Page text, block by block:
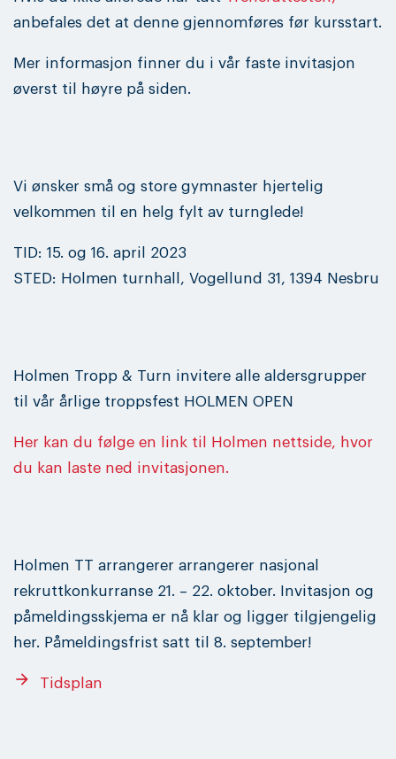
anbefales det at denne gjennomføres før kursstart.
Mer informasjon finner du i vår faste invitasjon
øverst til høyre på siden.
Vi ønsker små og store gymnaster hjertelig
velkommen til en helg fylt av turnglede!
TID: 15. og 16. april 2023
STED: Holmen turnhall, Vogellund 31, 1394 Nesbru
Holmen Tropp & Turn invitere alle aldersgrupper
til vår årlige troppsfest HOLMEN OPEN
Her kan du følge en link til Holmen nettside, hvor
du kan laste ned invitasjonen.
Holmen TT arrangerer arrangerer nasjonal
rekruttkonkurranse 21. – 22. oktober. Invitasjon og
påmeldingsskjema er nå klar og ligger tilgjengelig
her. Påmeldingsfrist satt til 8. september!
arrow_forward Tidsplan